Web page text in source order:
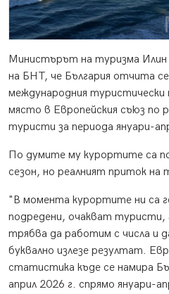
Министърът на туризма
на БНТ, че България отчита
международния туристически
място в Европейския съюз по
туристи за периода януари-
По думите му курортите са
сезон, но реалният приток на
"В момента курортите ни са
подредени, очакват
трябва да работим с числа и
буквално излезе резултат.
статистика къде се намира
април 2026 г. спрямо януари-